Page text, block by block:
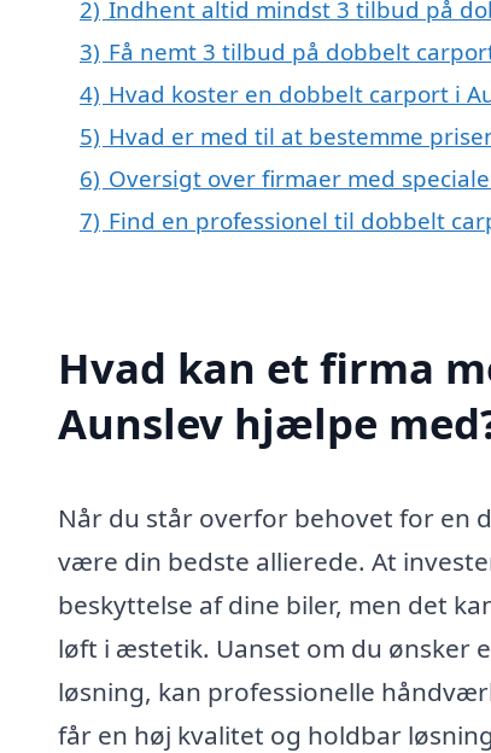
2) Indhent altid mindst 3 tilbud på
3) Få nemt 3 tilbud på dobbelt
4) Hvad koster en dobbelt carport i
5) Hvad er med til at bestemme
6) Oversigt over firmaer med
7) Find en professionel til dobbelt
Hvad kan et firma
Aunslev hjælpe
Når du står overfor behovet for en
være din bedste allierede. At
beskyttelse af dine biler, men det
løft i æstetik. Uanset om du ønsker
løsning, kan professionelle
får en høj kvalitet og holdbar